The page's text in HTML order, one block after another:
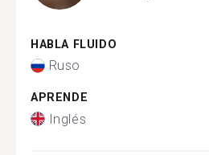
HABLA FLUIDO
Ruso
APRENDE
Inglés